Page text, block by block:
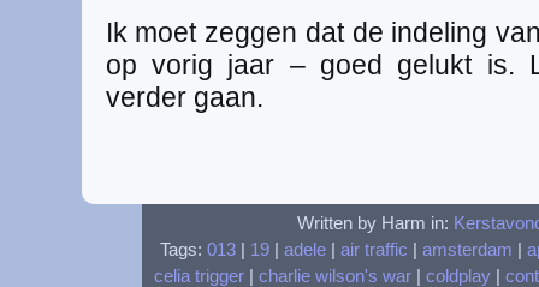
Ik moet zeggen dat de indeling
op vorig jaar – goed gelukt is.
verder gaan.
Written by Harm in:
Tags: 013| 19| adele| air traffic amsterdam
celia trigger| charlie wilson's war| coldplay|